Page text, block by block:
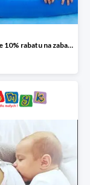
Dodatkowe 10% rabatu na zabawki ogrodowe i baseny